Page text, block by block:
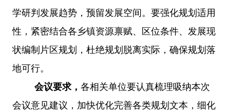
学研判发展趋势，预留发展空间。要强化规划适用
性，紧密结合各乡镇资源禀赋、区位条件、发展现
状编制片区规划，杜绝规划脱离实际，确保规划落
地可行。
会议要求， 各相关单位要认真梳理吸纳本次
会议意见建议，加快优化完善各类规划文本，细化